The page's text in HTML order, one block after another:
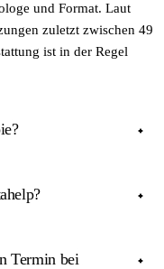
und Format. Laut
zuletzt zwischen 49
ist in der Regel
Beratung an, keine
werden.
auf PC, Tablet
Termin bei